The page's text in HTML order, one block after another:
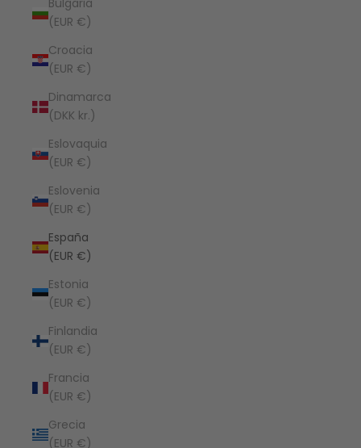
Bulgaria
(EUR €)
Croacia
(EUR €)
Dinamarca
(DKK kr.)
Eslovaquia
(EUR €)
Eslovenia
(EUR €)
España
(EUR €)
Estonia
(EUR €)
Finlandia
(EUR €)
Francia
(EUR €)
Grecia
(EUR €)